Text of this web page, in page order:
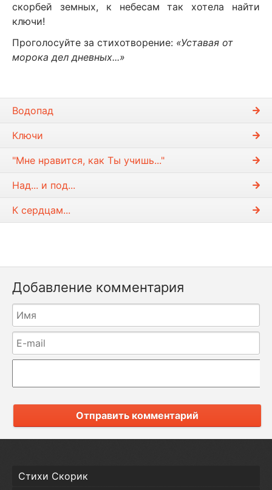
скорбей земных, к небесам так хотела найти
ключи!
Проголосуйте за стихотворение: «Уставая от
морока дел дневных...»
Водопад
Ключи
"Мне нравится, как Ты учишь..."
Над... и под...
К сердцам...
Добавление комментария
Отправить комментарий
Стихи Скорик